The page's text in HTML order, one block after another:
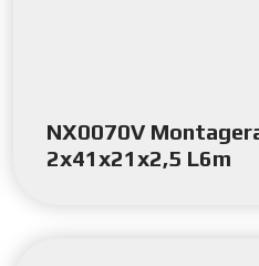
NX0070V
2x41x21x2,5 L6m